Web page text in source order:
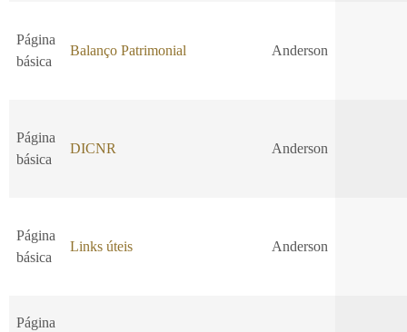
Página
básica
Balanço Patrimonial Anderson
Página
básica
DICNR Anderson
Página
básica
Links úteis Anderson
Página